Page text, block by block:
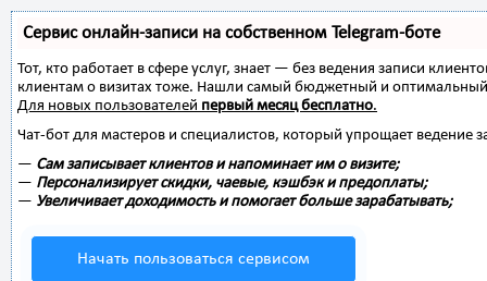
Сервис онлайн-записи на собственном Telegram-боте
Тот, кто работает в сфере услуг, знает — без ведения записи
клиентам о визитах тоже. Нашли самый бюджетный и
Для новых пользователей первый месяц бесплатно.
Чат-бот для мастеров и специалистов, который упрощает ведение
— Сам записывает клиентов и напоминает им о визите;
— Персонализирует скидки, чаевые, кэшбэк и предоплаты;
— Увеличивает доходимость и помогает больше зарабатывать;
Начать пользоваться сервисом